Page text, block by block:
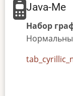
Java-Me
Набор
JAR